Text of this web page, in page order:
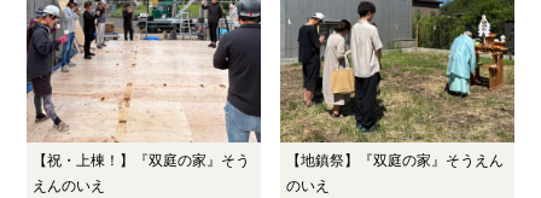
【祝・上棟！】『双庭の家』そう
えんのいえ
【地鎮祭】『双庭の家』そうえん
のいえ